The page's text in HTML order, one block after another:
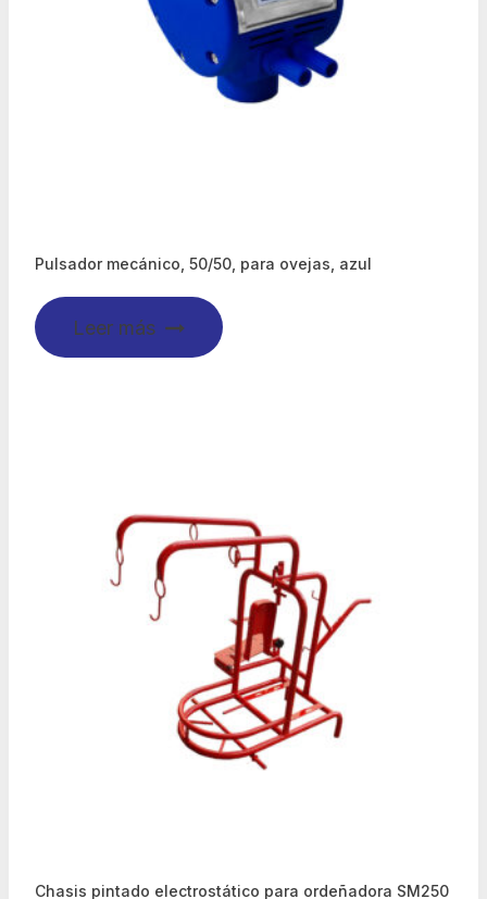
Pulsador mecánico, 50/50, para ovejas, azul
Leer más
Chasis pintado electrostático para ordeñadora SM250